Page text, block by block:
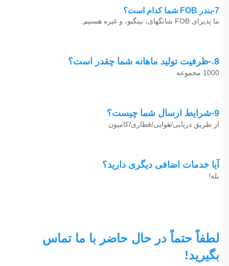
7-بندر FOB شما کدام است؟
ما پذیرای FOB شانگهای، نینگبو، و غیره هستیم.
8.-ظرفیت تولید ماهانه شما چقدر است؟
1000 مجموعه
9-شرایط ارسال شما چیست؟
از طریق دریایی/هوایی/قطاری/کامیون
آیا خدمات اضافی دیگری دارید؟
بله!
بگیرید!